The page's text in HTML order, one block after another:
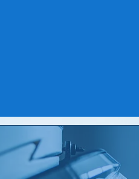
务
制、实验室智能化系统集成为